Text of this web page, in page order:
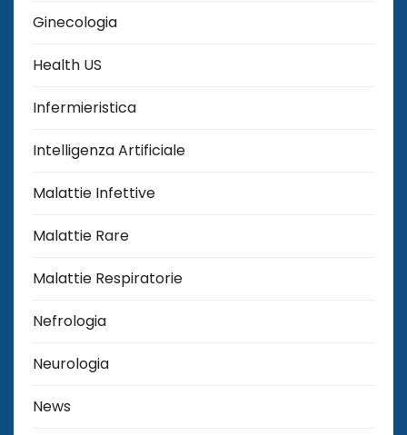
Ginecologia
Health US
Infermieristica
Intelligenza Artificiale
Malattie Infettive
Malattie Rare
Malattie Respiratorie
Nefrologia
Neurologia
News